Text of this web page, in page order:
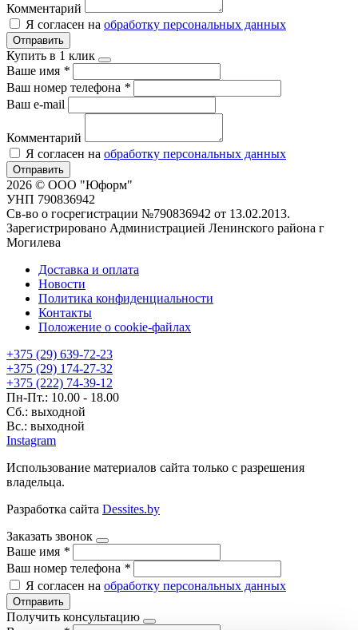
Комментарий
Я согласен на обработку персональных данных
Отправить
Купить в 1 клик
Ваше имя *
Ваш номер телефона *
Ваш e-mail
Комментарий
Я согласен на обработку персональных данных
Отправить
2026 © ООО "Юформ"
УНП 790836942
Св-во о госрегистрации №790836942 от 13.02.2013.
Зарегистрировано Администрацией Ленинского района г
Могилева
Доставка и оплата
Новости
Политика конфиденциальности
Контакты
Положение о cookie-файлах
+375 (29) 639-72-23
+375 (29) 174-27-32
+375 (222) 74-39-12
Пн-Пт.: 10.00 - 18.00
Сб.: выходной
Вс.: выходной
Instagram
Использование материалов сайта только с разрешения
владельца.
Разработка сайта Dessites.by
Заказать звонок
Ваше имя *
Ваш номер телефона *
Я согласен на обработку персональных данных
Отправить
Получить консультацию